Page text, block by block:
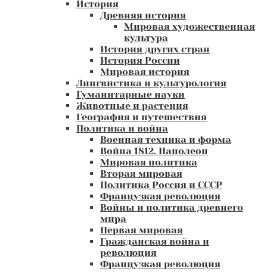
История
Древняя история
Мировая художественная
культура
История других стран
История России
Мировая история
Лингвистика и культурология
Гуманитарные науки
Животные и растения
География и путешествия
Политика и война
Военная техника и форма
Война 1812. Наполеон
Мировая политика
Вторая мировая
Политика Россия и СССР
Французкая революция
Войны и политика древнего
мира
Первая мировая
Гражданская война и
революция
Французкая революция